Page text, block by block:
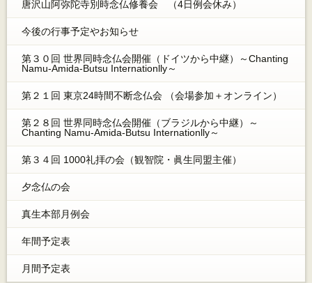
唐沢山阿弥陀寺別時念仏修養会 （4日例会休み）
今後の行事予定やお知らせ
第３０回 世界同時念仏会開催（ドイツから中継）～Chanting
Namu-Amida-Butsu Internationlly～
第２１回 東京24時間不断念仏会 （会場参加＋オンライン）
第２８回 世界同時念仏会開催（ブラジルから中継）～
Chanting Namu-Amida-Butsu Internationlly～
第３４回 1000礼拝の会（観智院・眞生同盟主催）
夕念仏の会
真生本部月例会
年間予定表
月間予定表